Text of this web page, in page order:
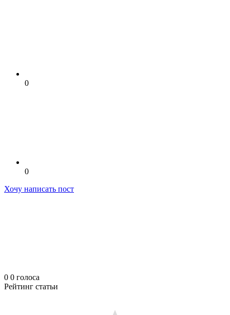
0
0
Хочу написать пост
0 0 голоса
Рейтинг статьи